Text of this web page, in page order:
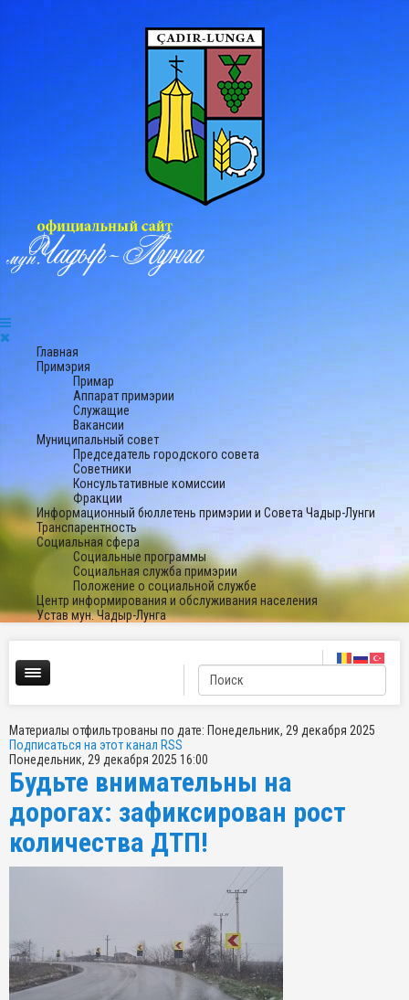
Главная
Примэрия
Примар
Аппарат примэрии
Служащие
Вакансии
Муниципальный совет
Председатель городского совета
Советники
Консультативные комиссии
Фракции
Информационный бюллетень примэрии и Совета Чадыр-Лунги
Транспарентность
Социальная сфера
Социальные программы
Социальная служба примэрии
Положение о социальной службе
Центр информирования и обслуживания населения
Устав мун. Чадыр-Лунга
Материалы отфильтрованы по дате: Понедельник, 29 декабря 2025
Подписаться на этот канал RSS
Понедельник, 29 декабря 2025 16:00
Будьте внимательны на
дорогах: зафиксирован рост
количества ДТП!